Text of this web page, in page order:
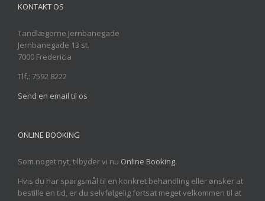
KONTAKT OS
Tandlægerne Jernbanegade
Jernbanegade 13 st.
7000 Fredericia
Tlf.: 7592 8222
Send en email til os
ONLINE BOOKING
Som noget nyt, tilbyder vi nu Online Booking.
Hvis du har spørgsmål til en konkret behandling eller ønsker at
bestille en tid, er du selvfølgelig fortsat meget velkommen til at